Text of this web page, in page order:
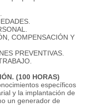
COMPENSACIÓN Y
PREVENTIVAS.
(100 HORAS)
específicos
y la implantación de
un generador de